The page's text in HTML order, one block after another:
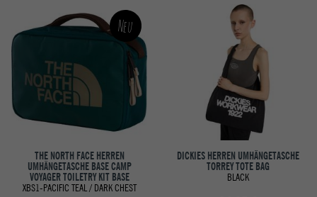
Neu
THE NORTH FACE HERREN
UMHÄNGETASCHE BASE CAMP
VOYAGER TOILETRY KIT BASE
XBS1-PACIFIC TEAL / DARK CHEST
DICKIES HERREN UMHÄNGETASCHE
TORREY TOTE BAG
BLACK